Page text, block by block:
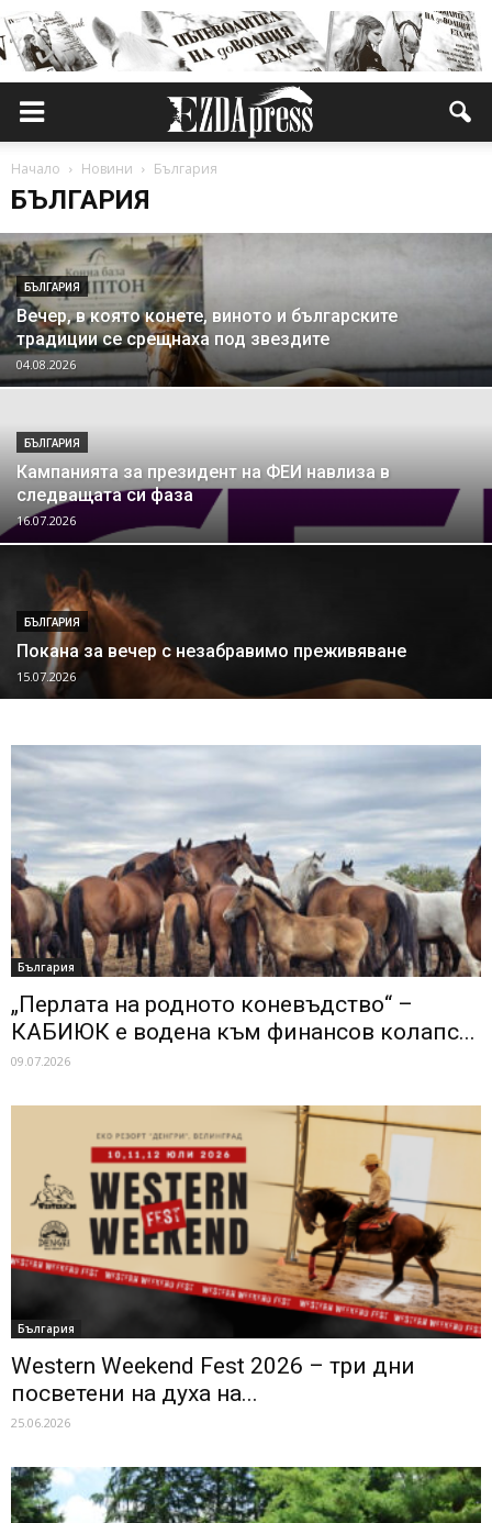
Начало Новини България
БЪЛГАРИЯ
БЪЛГАРИЯ
Вечер, в която конете, виното и българските
традиции се срещнаха под звездите
04.08.2026
БЪЛГАРИЯ
Кампанията за президент на ФЕИ навлиза в
следващата си фаза
16.07.2026
БЪЛГАРИЯ
Покана за вечер с незабравимо преживяване
15.07.2026
България
„Перлата на родното коневъдство“ –
КАБИЮК е водена към финансов колапс...
09.07.2026
България
Western Weekend Fest 2026 – три дни
посветени на духа на...
25.06.2026